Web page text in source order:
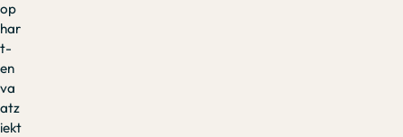
op
har
t-
en
va
atz
iekt